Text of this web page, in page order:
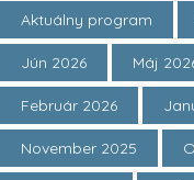
Aktuálny program
Jún 2026 Máj
Február 2026
November 2025